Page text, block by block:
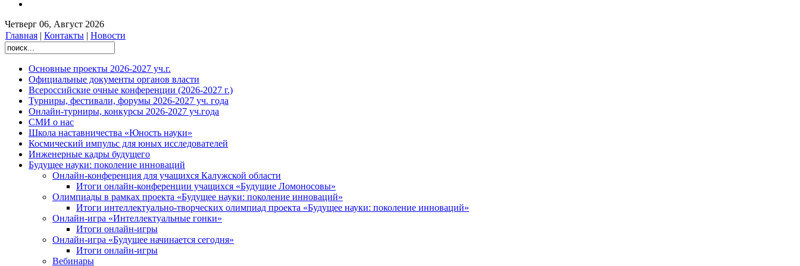
Четверг 06, Август 2026
Главная | Контакты | Новости
Основные проекты 2026-2027 уч.г.
Официальные документы органов власти
Всероссийские очные конференции (2026-2027 г.)
Турниры, фестивали, форумы 2026-2027 уч. года
Онлайн-турниры, конкурсы 2026-2027 уч.года
СМИ о нас
Школа наставничества «Юность науки»
Космический импульс для юных исследователей
Инженерные кадры будущего
Будущее науки: поколение инноваций
Онлайн-конференция для учащихся Калужской области
Итоги онлайн-конференции учащихся «Будущие Ломоносовы»
Олимпиады в рамках проекта «Будущее науки: поколение инноваций»
Итоги интеллектуально-творческих олимпиад проекта «Будущее науки: поколение инноваций»
Онлайн-игра «Интеллектуальные гонки»
Итоги онлайн-игры
Онлайн-игра «Будущее начинается сегодня»
Итоги онлайн-игры
Вебинары